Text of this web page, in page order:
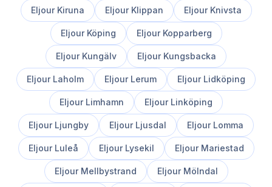
Eljour Kiruna Eljour Klippan Eljour Knivsta
Eljour Köping Eljour Kopparberg
Eljour Kungälv Eljour Kungsbacka
Eljour Laholm Eljour Lerum Eljour Lidköping
Eljour Limhamn Eljour Linköping
Eljour Ljungby Eljour Ljusdal Eljour Lomma
Eljour Luleå Eljour Lysekil Eljour Mariestad
Eljour Mellbystrand Eljour Mölndal